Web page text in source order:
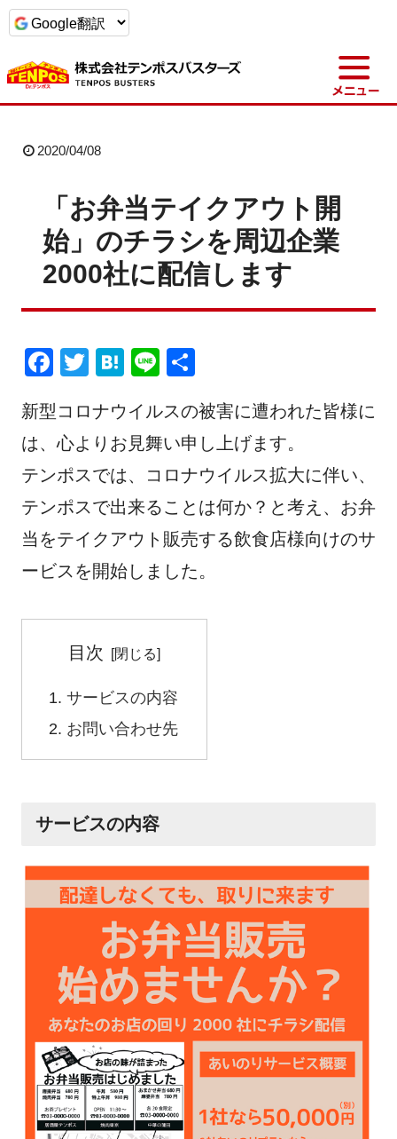
o
g
g
l
2020/04/08
「お弁当テイクアウト開
始」のチラシを周辺企業
2000社に配信します
F
c
e
b
o
o
k
T
tt
er
H
e
n
a
Li
e
新型コロナウイルスの被害に遭われた皆様に
は、心よりお見舞い申し上げます。
テンポスでは、コロナウイルス拡大に伴い、
テンポスで出来ることは何か？と考え、お弁
当をテイクアウト販売する飲食店様向けのサ
ービスを開始しました。
目次
サービスの内容
お問い合わせ先
サービスの内容